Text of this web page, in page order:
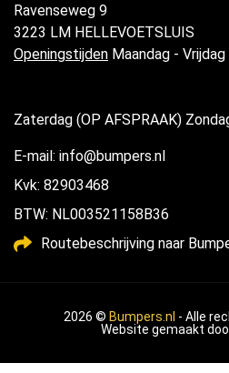
Ravenseweg 9
3223 LM HELLEVOETSLUIS
Openingstijden Maandag -
Zaterdag (OP AFSPRAAK)
E-mail: info@bumpers.nl
Kvk: 82903468
BTW: NL003521158B36
Routebeschrijving naar
2026 © Bumpers.nl - Alle
Website gemaakt